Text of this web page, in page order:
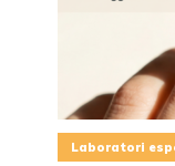
Laboratori